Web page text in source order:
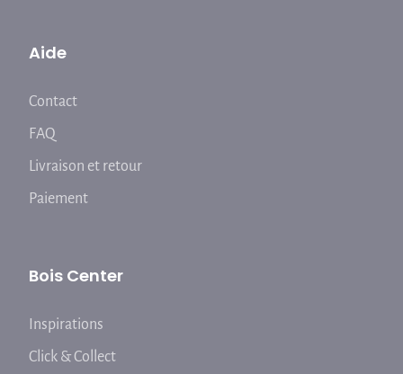
Aide
Contact
FAQ
Livraison et retour
Paiement
Bois Center
Inspirations
Click & Collect